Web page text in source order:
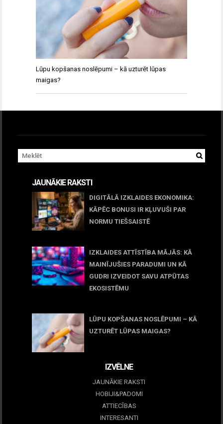
Lūpu kopšanas noslēpumi – kā uzturēt lūpas
maigas?
JAUNĀKIE RAKSTI
DIGITĀLĀ IZKLAIDES EKONOMIKA:
KĀPĒC BONUSI IR KĻUVUŠI PAR
NORMU TIEŠSAISTĒ
IZKLAIDES ATTĪSTĪBA MĀJĀS: KĀ
MAINĪJUŠIES PARADUMI UN KĀ
GUDRI IZVEIDOT SAVU ATPŪTAS
EKOSISTĒMU
LŪPU KOPŠANAS NOSLĒPUMI – KĀ
UZTURĒT LŪPAS MAIGAS?
IZVĒLNE
JAUNĀKIE RAKSTI
HOBIJI&PADOMI
ATTIECĪBAS
INTERESANTI